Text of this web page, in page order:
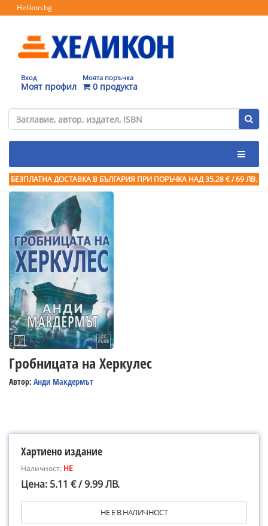
Helikon.bg
Вход
Моят профил
Моята поръчка
0 продукта
БЕЗПЛАТНА ДОСТАВКА В БЪЛГАРИЯ ПРИ ПОРЪЧКА НАД 35.28 € / 69 ЛВ.
Гробницата на Херкулес
Автор: Анди Макдермът
Хартиено издание
Наличност: НЕ
Цена: 5.11 € / 9.99 ЛВ.
НЕ Е В НАЛИЧНОСТ